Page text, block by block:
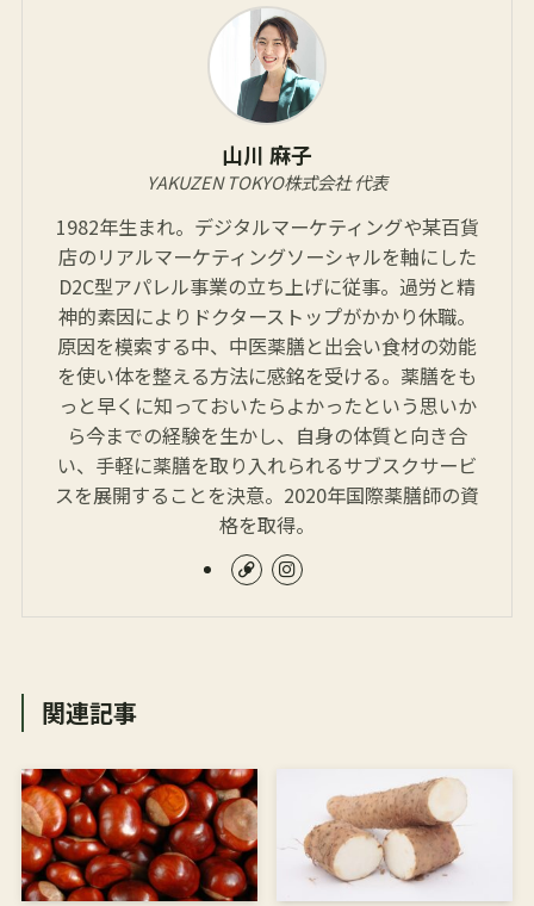
山川 麻子
YAKUZEN TOKYO株式会社 代表
1982年生まれ。デジタルマーケティングや某百貨
店のリアルマーケティングソーシャルを軸にした
D2C型アパレル事業の立ち上げに従事。過労と精
神的素因によりドクターストップがかかり休職。
原因を模索する中、中医薬膳と出会い食材の効能
を使い体を整える方法に感銘を受ける。薬膳をも
っと早くに知っておいたらよかったという思いか
ら今までの経験を生かし、自身の体質と向き合
い、手軽に薬膳を取り入れられるサブスクサービ
スを展開することを決意。2020年国際薬膳師の資
格を取得。
関連記事